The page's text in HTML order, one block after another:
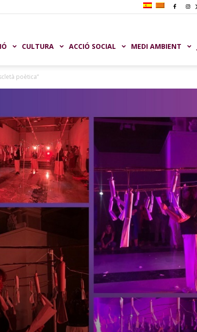
CULTURA ACCIÓ SOCIAL MEDI AMBIENT
poètica”